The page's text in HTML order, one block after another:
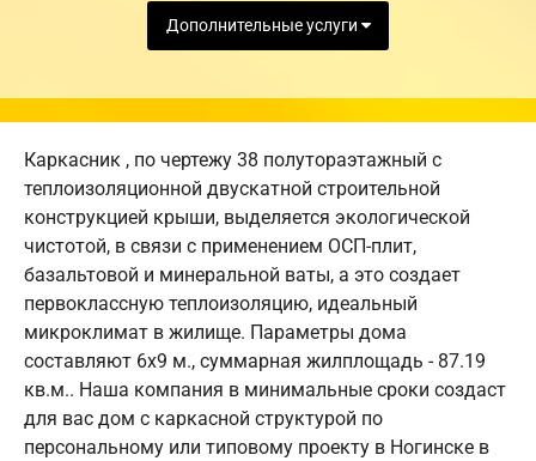
Дополнительные услуги
Каркасник , по чертежу 38 полутораэтажный с
теплоизоляционной двускатной строительной
конструкцией крыши, выделяется экологической
чистотой, в связи с применением ОСП-плит,
базальтовой и минеральной ваты, а это создает
первоклассную теплоизоляцию, идеальный
микроклимат в жилище. Параметры дома
составляют 6х9 м., суммарная жилплощадь - 87.19
кв.м.. Наша компания в минимальные сроки создаст
для вас дом с каркасной структурой по
персональному или типовому проекту в Ногинске в